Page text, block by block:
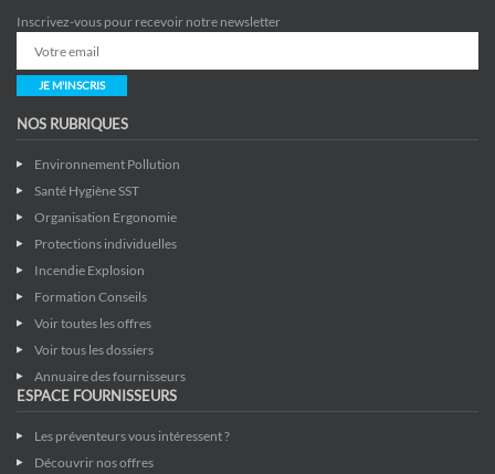
Inscrivez-vous pour recevoir notre newsletter
JE M'INSCRIS
NOS RUBRIQUES
Environnement Pollution
Santé Hygiène SST
Organisation Ergonomie
Protections individuelles
Incendie Explosion
Formation Conseils
Voir toutes les offres
Voir tous les dossiers
Annuaire des fournisseurs
ESPACE FOURNISSEURS
Les préventeurs vous intéressent ?
Découvrir nos offres